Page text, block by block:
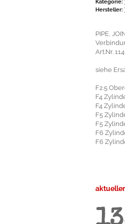
Hersteller:
PIPE,
Art.Nr.
siehe
F2.5
F4
F4
F5
F5
F6
F6